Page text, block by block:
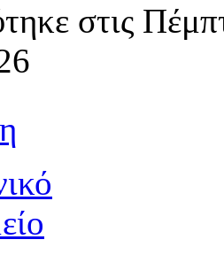
στις